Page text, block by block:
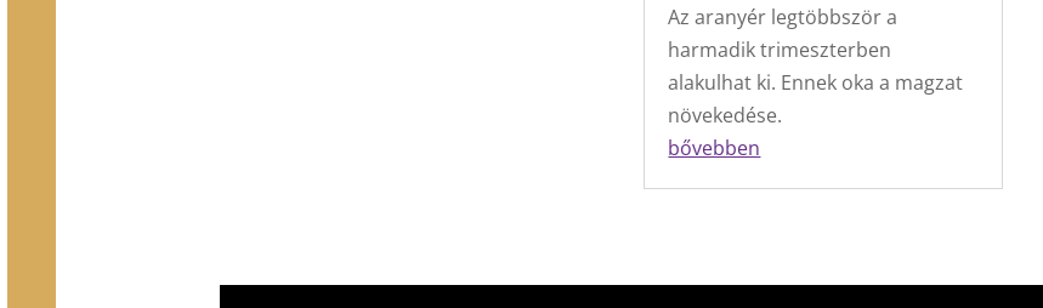
Az aranyér legtöbbször a
harmadik trimeszterben
alakulhat ki. Ennek oka a magzat
növekedése.
bővebben